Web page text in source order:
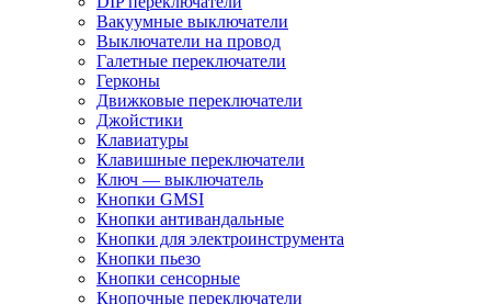
Вакуумные выключатели
Выключатели на провод
Галетные переключатели
Герконы
Движковые переключатели
Джойстики
Клавиатуры
Клавишные переключатели
Ключ — выключатель
Кнопки GMSI
Кнопки антивандальные
Кнопки для электроинструмента
Кнопки пьезо
Кнопки сенсорные
Кнопочные переключатели